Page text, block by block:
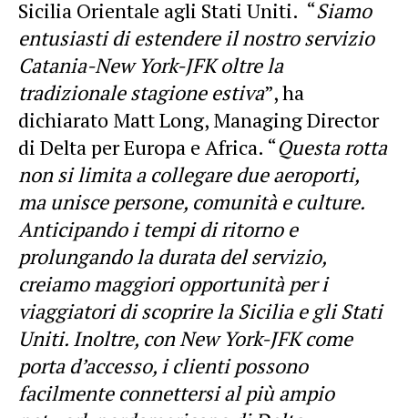
Sicilia Orientale agli Stati Uniti. “Siamo
entusiasti di estendere il nostro servizio
Catania-New York-JFK oltre la
tradizionale stagione estiva”, ha
dichiarato Matt Long, Managing Director
di Delta per Europa e Africa. “Questa rotta
non si limita a collegare due aeroporti,
ma unisce persone, comunità e culture.
Anticipando i tempi di ritorno e
prolungando la durata del servizio,
creiamo maggiori opportunità per i
viaggiatori di scoprire la Sicilia e gli Stati
Uniti. Inoltre, con New York-JFK come
porta d’accesso, i clienti possono
facilmente connettersi al più ampio